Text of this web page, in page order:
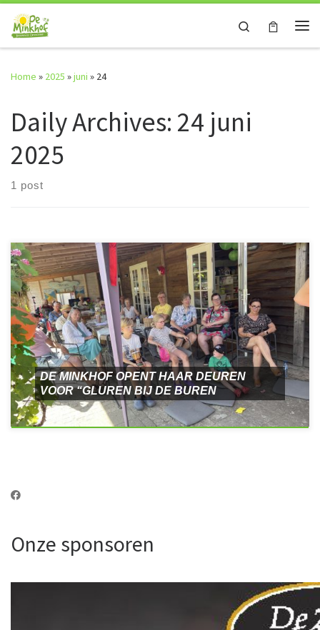
Skip to content
Search
Home » 2025 »juni » 24
Daily Archives: 24 juni
2025
1 post
DE MINKHOF OPENT HAAR DEUREN
VOOR “GLUREN BIJ DE BUREN
Onze sponsoren